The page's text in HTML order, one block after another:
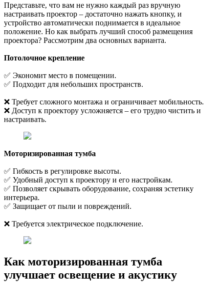
Представьте, что вам не нужно каждый раз вручную
настраивать проектор – достаточно нажать кнопку, и
устройство автоматически поднимается в идеальное
положение. Но как выбрать лучший способ размещения
проектора? Рассмотрим два основных варианта.
Потолочное крепление
✅ Экономит место в помещении.
✅ Подходит для небольших пространств.
❌ Требует сложного монтажа и ограничивает мобильность.
❌ Доступ к проектору усложняется – его трудно чистить и
настраивать.
Моторизированная тумба
✅ Гибкость в регулировке высоты.
✅ Удобный доступ к проектору и его настройкам.
✅ Позволяет скрывать оборудование, сохраняя эстетику
интерьера.
✅ Защищает от пыли и повреждений.
❌ Требуется электрическое подключение.
Как моторизированная тумба
улучшает освещение и акустику